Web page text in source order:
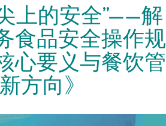
上的安全”——解
食品安全操作规
心要义与餐饮管
方向》